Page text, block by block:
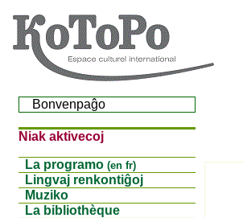
Bonvenpaĝo
Niak aktivecoj
La programo (en fr)
Lingvaj renkontiĝoj
Muziko
La bibliothèque